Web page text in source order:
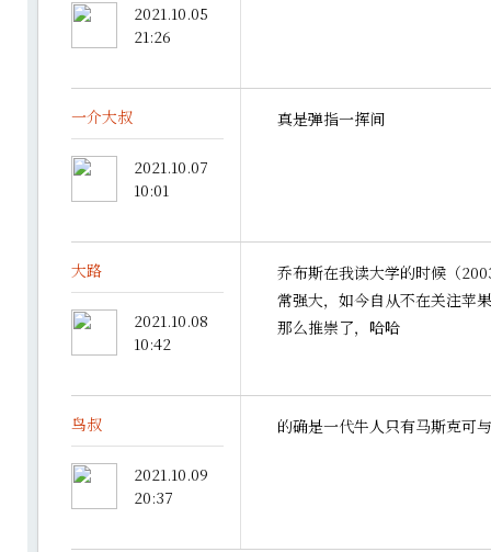
2021.10.05
21:26
真是弹指一挥间
一介大叔
2021.10.07
10:01
乔布斯在我读大学的时候（
常强大，如今自从不在关注苹
那么推崇了，哈哈
大路
2021.10.08
10:42
的确是一代牛人只有马斯克可
鸟叔
2021.10.09
20:37